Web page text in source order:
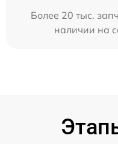
Более 20 тыс.
наличии на